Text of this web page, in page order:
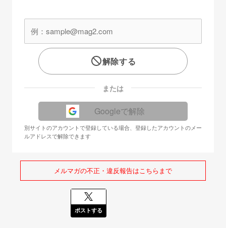
解除する
または
Googleで解除
別サイトのアカウントで登録している場合、登録したアカウントのメー
ルアドレスで解除できます
メルマガの不正・違反報告はこちらまで
ポストする